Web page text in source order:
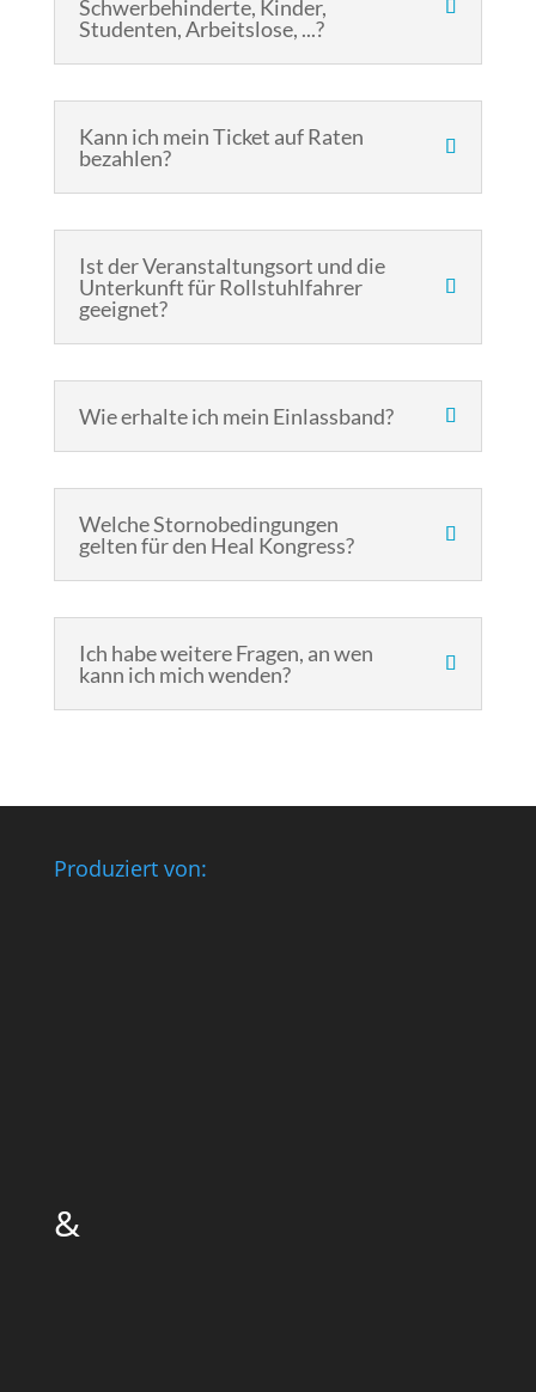
Schwerbehinderte, Kinder,
Studenten, Arbeitslose, ...?
Kann ich mein Ticket auf Raten
bezahlen?
Ist der Veranstaltungsort und die
Unterkunft für Rollstuhlfahrer
geeignet?
Wie erhalte ich mein Einlassband?
Welche Stornobedingungen
gelten für den Heal Kongress?
Ich habe weitere Fragen, an wen
kann ich mich wenden?
Produziert von:
&